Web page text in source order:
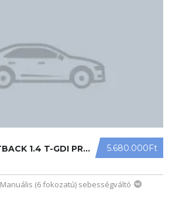
5.680.000Ft
HYUNDAI I30 FASTBACK 1.4 T-GDI PREM ...
Manuális (6 fokozatú) sebességváltó